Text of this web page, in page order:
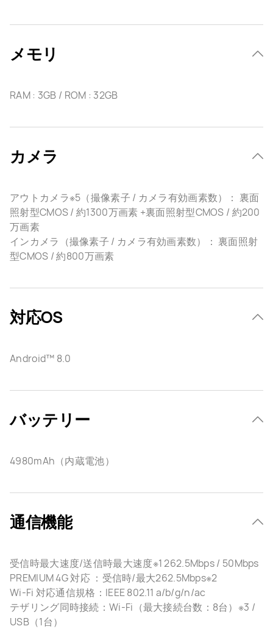
メモリ
RAM : 3GB / ROM : 32GB
カメラ
アウトカメラ※5（撮像素子 / カメラ有効画素数）： 裏面
照射型CMOS / 約1300万画素 +裏面照射型CMOS / 約200
万画素
インカメラ（撮像素子 / カメラ有効画素数）： 裏面照射
型CMOS / 約800万画素
対応OS
Android™ 8.0
バッテリー
4980mAh（内蔵電池）
通信機能
受信時最大速度/送信時最大速度※1 262.5Mbps / 50Mbps
PREMIUM 4G 対応 ：受信時/最大262.5Mbps※2
Wi-Fi 対応通信規格：IEEE 802.11 a/b/g/n/ac
テザリング同時接続：Wi-Fi（最大接続台数：8台）※3 /
USB（1台）